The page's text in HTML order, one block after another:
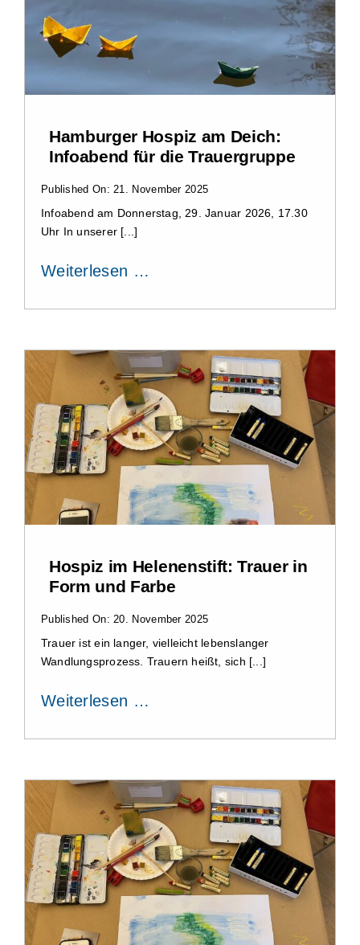
Hamburger Hospiz am Deich:
Infoabend für die Trauergruppe
Published On: 21. November 2025
Infoabend am Donnerstag, 29. Januar 2026, 17.30
Uhr In unserer [...]
Weiterlesen …
Hospiz im Helenenstift: Trauer in
Form und Farbe
Published On: 20. November 2025
Trauer ist ein langer, vielleicht lebenslanger
Wandlungsprozess. Trauern heißt, sich [...]
Weiterlesen …